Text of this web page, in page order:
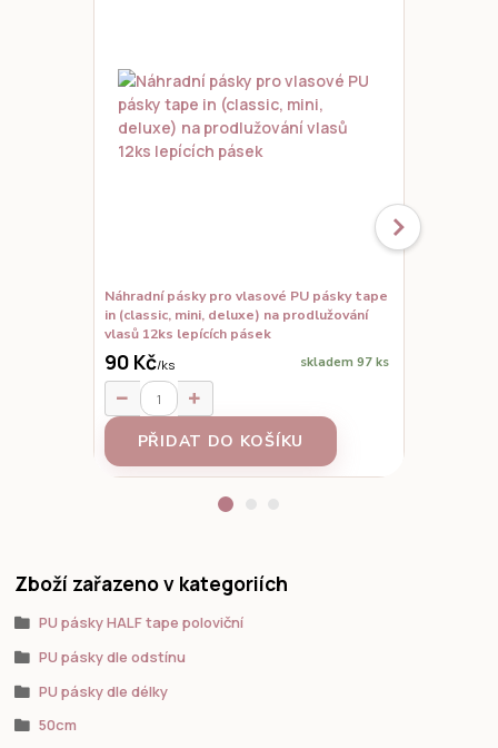
Náhradní pásky pro vlasové PU pásky tape
in (classic, mini, deluxe) na prodlužování
vlasů 12ks lepících pásek
90 Kč/ks skladem 97 ks
PŘIDAT DO KOŠÍKU
Zboží zařazeno v kategoriích
PU pásky HALF tape poloviční
PU pásky dle odstínu
PU pásky dle délky
50cm